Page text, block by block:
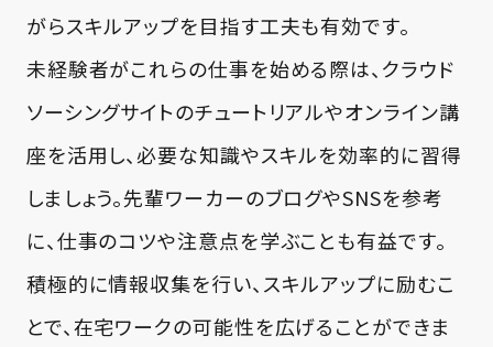
がらスキルアップを目指す工夫も有効です。
未経験者がこれらの仕事を始める際は、クラウド
ソーシングサイトのチュートリアルやオンライン講
座を活用し、必要な知識やスキルを効率的に習得
しましょう。先輩ワーカーのブログやSNSを参考
に、仕事のコツや注意点を学ぶことも有益です。
積極的に情報収集を行い、スキルアップに励むこ
とで、在宅ワークの可能性を広げることができま